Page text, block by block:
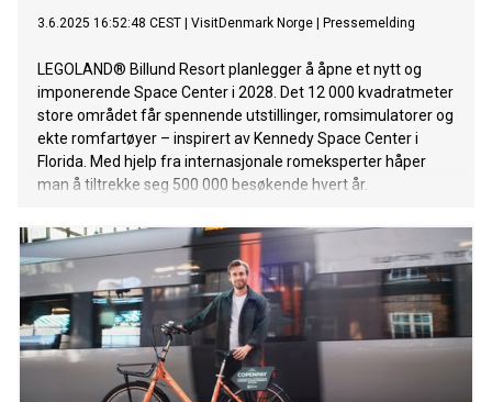
3.6.2025 16:52:48 CEST VisitDenmark Norge Pressemelding
LEGOLAND® Billund Resort planlegger å åpne et nytt og
imponerende Space Center i 2028. Det 12 000 kvadratmeter
store området får spennende utstillinger, romsimulatorer og
ekte romfartøyer – inspirert av Kennedy Space Center i
Florida. Med hjelp fra internasjonale romeksperter håper
man å tiltrekke seg 500 000 besøkende hvert år.